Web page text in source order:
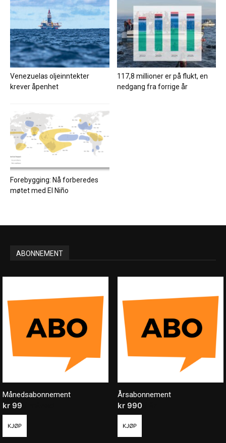
Venezuelas oljeinntekter
krever åpenhet
117,8 millioner er på flukt, en
nedgang fra forrige år
Forebygging: Nå forberedes
møtet med El Niño
ABONNEMENT
Månedsabonnement
kr 99
KJØP
Årsabonnement
kr990
KJØP